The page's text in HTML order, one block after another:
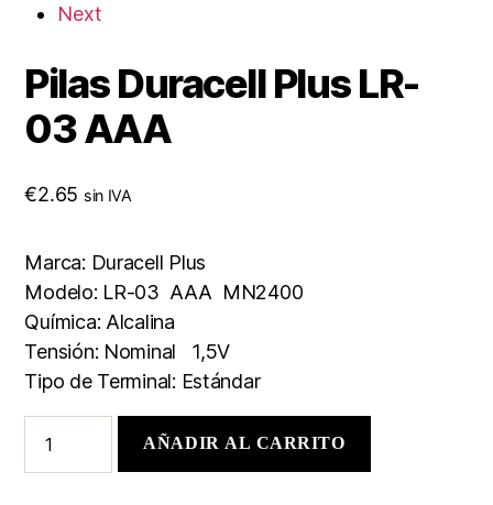
Next
Pilas Duracell Plus LR-
03 AAA
€2.65 sin IVA
Marca: Duracell Plus
Modelo: LR-03 AAA MN2400
Química: Alcalina
Tensión: Nominal 1,5V
Tipo de Terminal: Estándar
AÑADIR AL CARRITO